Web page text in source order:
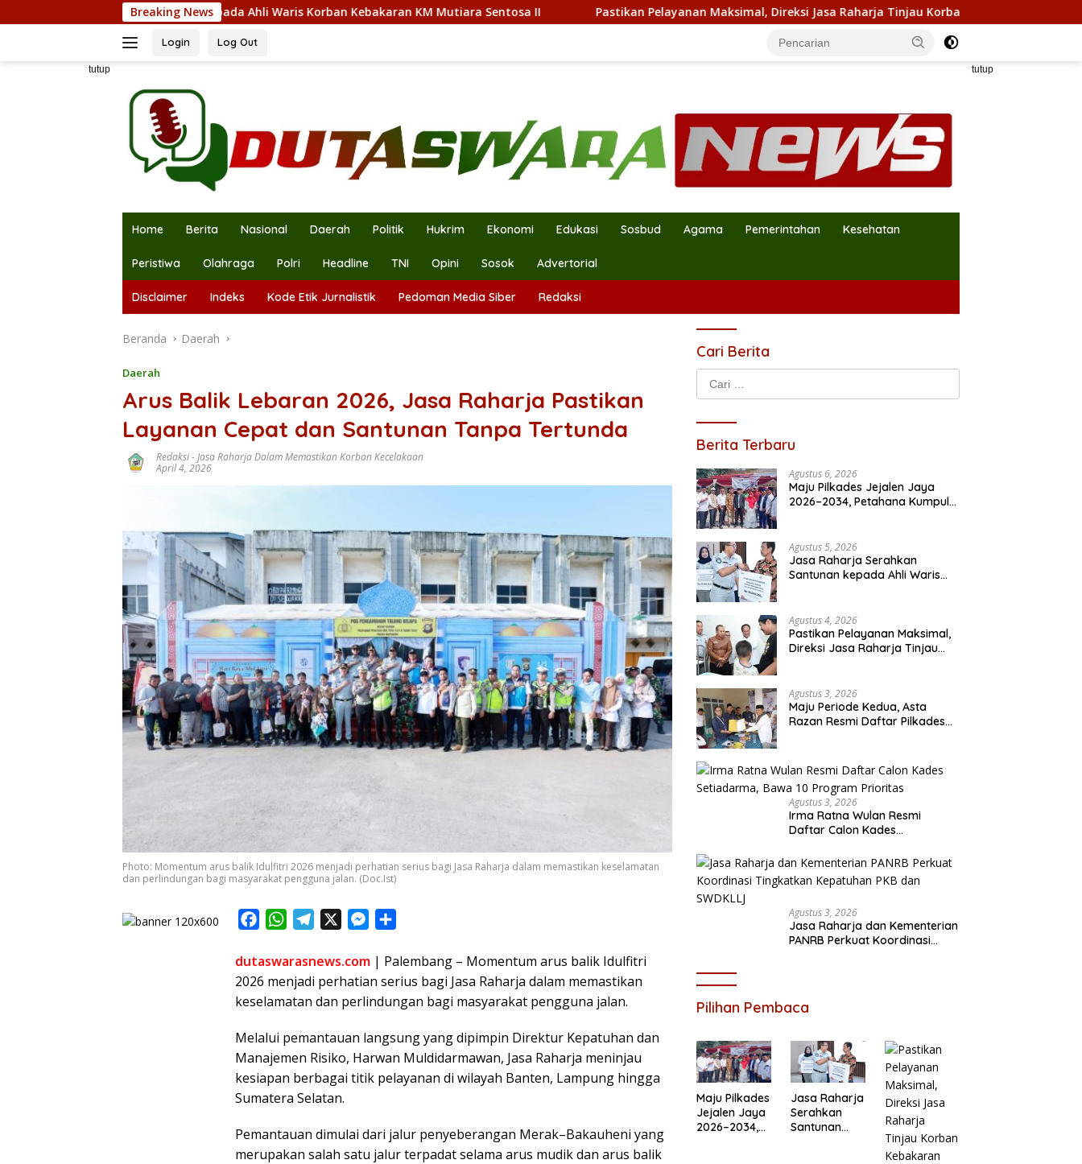
ke
Breaking News
Santunan kepada Ahli Waris Korban Kebakaran KM Mutiara Sentosa II Pastikan Pelayanan Maksimal, Direksi Jasa Raharja Tinjau Korban Kebakaran KM Mutiara Sentosa II
Login Log Out
tutup tutup
Home Berita Nasional Daerah Politik Hukrim Ekonomi Edukasi Sosbud Agama Pemerintahan Kesehatan
Peristiwa Olahraga Polri Headline TNI Opini Sosok Advertorial
Disclaimer Indeks Kode Etik Jurnalistik Pedoman Media Siber Redaksi
Beranda Daerah
Daerah
Arus Balik Lebaran 2026, Jasa Raharja Pastikan
Layanan Cepat dan Santunan Tanpa Tertunda
Redaksi-Jasa Raharja Dalam Memastikan Korban Kecelakaan
April 4, 2026
Photo: Momentum arus balik Idulfitri 2026 menjadi perhatian serius bagi Jasa Raharja dalam memastikan keselamatan
dan perlindungan bagi masyarakat pengguna jalan. (Doc.Ist)
c
e
b
o
k
W
a
t
s
p
p
l
e
g
a
m
M
s
s
e
g
e
r
a
r
e
dutaswarasnews.com | Palembang – Momentum arus balik Idulfitri
2026 menjadi perhatian serius bagi Jasa Raharja dalam memastikan
keselamatan dan perlindungan bagi masyarakat pengguna jalan.
Melalui pemantauan langsung yang dipimpin Direktur Kepatuhan dan
Manajemen Risiko, Harwan Muldidarmawan, Jasa Raharja meninjau
kesiapan berbagai titik pelayanan di wilayah Banten, Lampung hingga
Sumatera Selatan.
Pemantauan dimulai dari jalur penyeberangan Merak–Bakauheni yang
merupakan salah satu jalur terpadat selama arus mudik dan arus balik
Cari Berita
Cari
untuk:
Berita Terbaru
Agustus 6, 2026
Maju Pilkades Jejalen Jaya
2026–2034, Petahana Kumpul
Agustus 5, 2026
Jasa Raharja Serahkan
Santunan kepada Ahli Waris
Agustus 4, 2026
Pastikan Pelayanan Maksimal,
Direksi Jasa Raharja Tinjau
Agustus 3, 2026
Maju Periode Kedua, Asta
Razan Resmi Daftar Pilkades
Agustus 3, 2026
Irma Ratna Wulan Resmi
Daftar Calon Kades
Prioritas
Agustus 3, 2026
Jasa Raharja dan Kementerian
PANRB Perkuat Koordinasi
Pilihan Pembaca
Maju Pilkades
Jejalen Jaya
2026–2034,
Jasa Raharja
Serahkan
Santunan